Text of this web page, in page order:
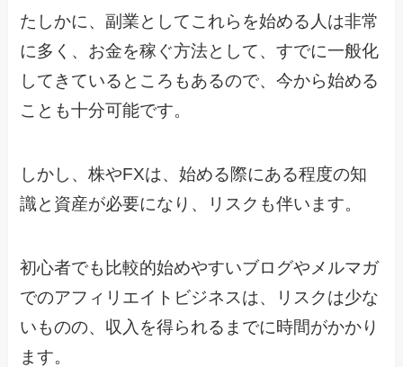
たしかに、副業としてこれらを始める人は非常
に多く、お金を稼ぐ方法として、すでに一般化
してきているところもあるので、今から始める
ことも十分可能です。
しかし、株やFXは、始める際にある程度の知
識と資産が必要になり、リスクも伴います。
初心者でも比較的始めやすいブログやメルマガ
でのアフィリエイトビジネスは、リスクは少な
いものの、収入を得られるまでに時間がかかり
ます。